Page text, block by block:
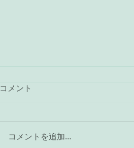
コメント
コメントを追加…